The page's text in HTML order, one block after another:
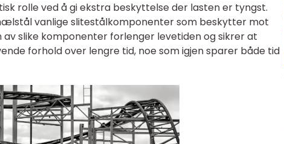
rolle ved å gi ekstra beskyttelse der lasten er tyngst.
vanlige slitestålkomponenter som beskytter mot
slike komponenter forlenger levetiden og sikrer at
forhold over lengre tid, noe som igjen sparer både tid